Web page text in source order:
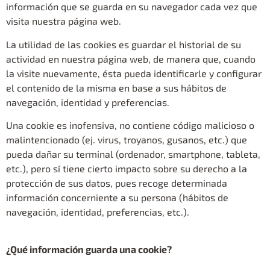
información que se guarda en su navegador cada vez que
visita nuestra página web.
La utilidad de las cookies es guardar el historial de su
actividad en nuestra página web, de manera que, cuando
la visite nuevamente, ésta pueda identificarle y configurar
el contenido de la misma en base a sus hábitos de
navegación, identidad y preferencias.
Una cookie es inofensiva, no contiene código malicioso o
malintencionado (ej. virus, troyanos, gusanos, etc.) que
pueda dañar su terminal (ordenador, smartphone, tableta,
etc.), pero sí tiene cierto impacto sobre su derecho a la
protección de sus datos, pues recoge determinada
información concerniente a su persona (hábitos de
navegación, identidad, preferencias, etc.).
¿Qué información guarda una cookie?